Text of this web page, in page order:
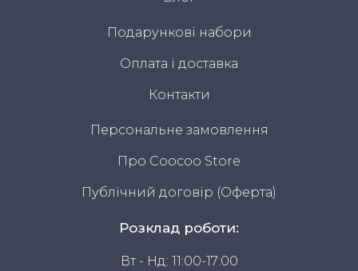
Подарункові набори
Оплата і доставка
Контакти
Персональне замовлення
Про Coocoo Store
Публічний договір (Оферта)
Розклад роботи:
Вт - Нд: 11:00-17:00